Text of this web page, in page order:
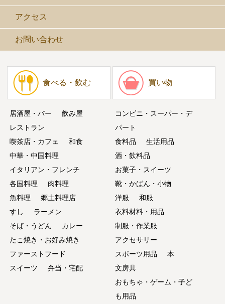
アクセス
お問い合わせ
食べる・飲む
居酒屋・バー
飲み屋
レストラン
喫茶店・カフェ
和食
中華・中国料理
イタリアン・フレンチ
各国料理
肉料理
魚料理
郷土料理店
すし
ラーメン
そば・うどん
カレー
たこ焼き・お好み焼き
ファーストフード
スイーツ
弁当・宅配
買い物
コンビニ・スーパー・デ
パート
食料品
生活用品
酒・飲料品
お菓子・スイーツ
靴・かばん・小物
洋服
和服
衣料材料・用品
制服・作業服
アクセサリー
スポーツ用品
本
文房具
おもちゃ・ゲーム・子ど
も用品